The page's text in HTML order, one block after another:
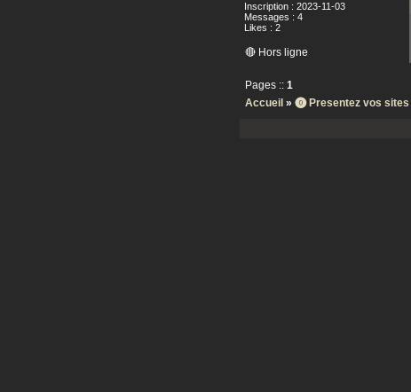
Inscription : 2023-11-03
Messages : 4
Likes : 2
🔴 Hors ligne
Pages :: 1
Accueil » ⓿ Presentez vos sites